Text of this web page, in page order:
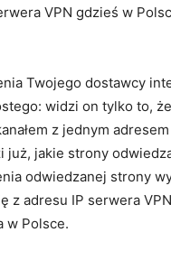
VPN gdzieś w
Twojego dostawcy
widzi on tylko to,
z jednym
już, jakie strony
odwiedzanej strony
z adresu IP serwera
w Polsce.